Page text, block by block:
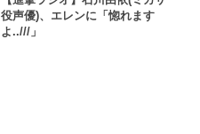
役声優)、エレンに「惚れます
よ..///」